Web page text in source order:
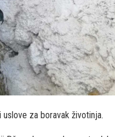
za boravak životinja.